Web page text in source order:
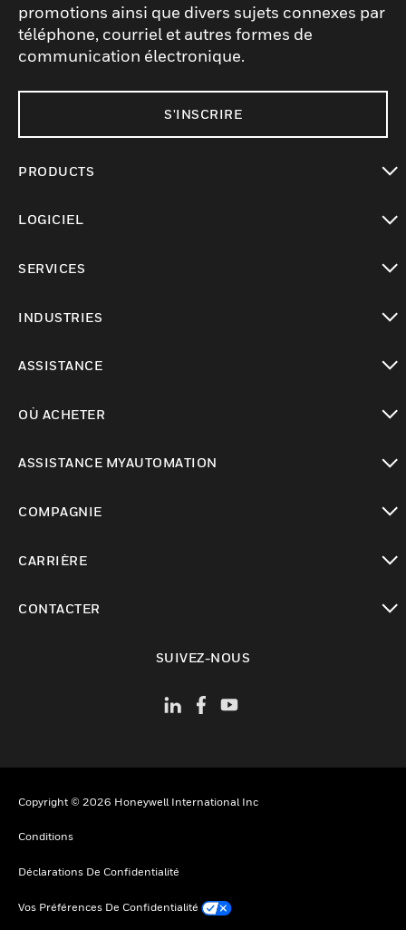
promotions ainsi que divers sujets connexes par
téléphone, courriel et autres formes de
communication électronique.
S'INSCRIRE
PRODUCTS
LOGICIEL
SERVICES
INDUSTRIES
ASSISTANCE
OÙ ACHETER
ASSISTANCE MYAUTOMATION
COMPAGNIE
CARRIÈRE
CONTACTER
SUIVEZ-NOUS
Copyright © 2026 Honeywell International Inc
Conditions
Déclarations De Confidentialité
Vos Préférences De Confidentialité